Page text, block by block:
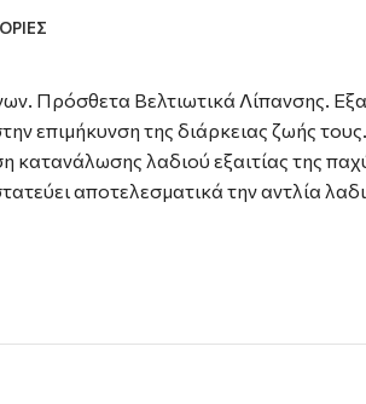
Πρόσθετα Βελτιωτικά Λίπανσης.
επιμήκυνση της διάρκειας ζωής
λαδιού εξαιτίας της
αποτελεσματικά την αντλία